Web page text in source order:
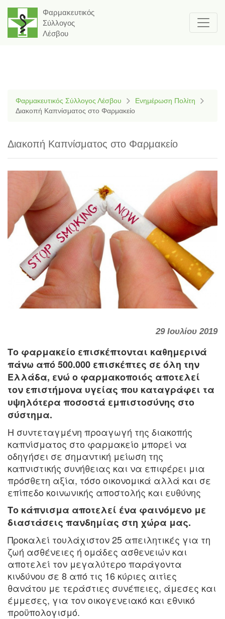
Φαρμακευτικός
Σύλλογος
Λέσβου
Φαρμακευτικός Σύλλογος Λέσβου
Ενημέρωση Πολίτη
Διακοπή Καπνίσματος στο Φαρμακείο
Διακοπή Καπνίσματος στο Φαρμακείο
29 Ιουλίου 2019
Το φαρμακείο επισκέπτονται καθημερινά
πάνω από 500.000 επισκέπτες σε όλη την
Ελλάδα, ενώ ο φαρμακοποιός αποτελεί
τον επιστήμονα υγείας που καταγράφει τα
υψηλότερα ποσοστά εμπιστοσύνης στο
σύστημα.
Η συντεταγμένη προαγωγή της διακοπής
καπνίσματος στο φαρμακείο μπορεί να
οδηγήσει σε σημαντική μείωση της
καπνιστικής συνήθειας και να επιφέρει μια
πρόσθετη αξία, τόσο οικονομικά αλλά και σε
επίπεδο κοινωνικής αποστολής και ευθύνης
Το κάπνισμα αποτελεί ένα φαινόμενο με
διαστάσεις πανδημίας στη χώρα μας.
Προκαλεί τουλάχιστον 25 απειλητικές για τη
ζωή ασθένειες ή ομάδες ασθενειών και
αποτελεί τον μεγαλύτερο παράγοντα
κινδύνου σε 8 από τις 16 κύριες αιτίες
θανάτου με τεράστιες συνέπειες, άμεσες και
έμμεσες, για τον οικογενειακό και εθνικό
προϋπολογισμό.